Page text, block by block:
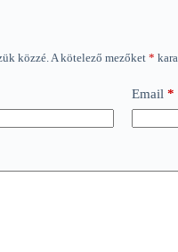
közzé.A kötelező mezőket *
Email *